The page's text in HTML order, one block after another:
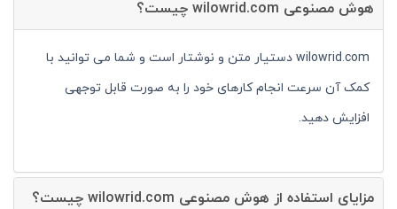
هوش مصنوعی wilowrid.com چیست؟
wilowrid.com دستیار متن و نوشتار است و شما می توانید با
کمک آن سرعت انجام کارهای خود را به صورت قابل توجهی
افزایش دهید.
مزایای استفاده از هوش مصنوعی wilowrid.com چیست؟